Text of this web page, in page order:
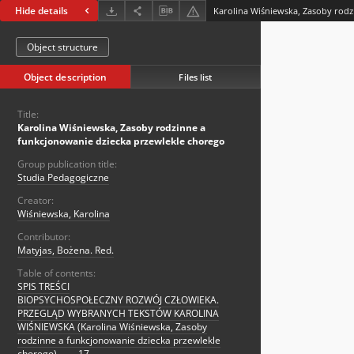
Hide details
Object structure
Object description Files list
Title:
Karolina Wiśniewska, Zasoby rodzinne a
funkcjonowanie dziecka przewlekle chorego
Group publication title:
Studia Pedagogiczne
Creator:
Wiśniewska, Karolina
Contributor:
Matyjas, Bożena. Red.
Table of contents:
SPIS TREŚCI
BIOPSYCHOSPOŁECZNY ROZWÓJ CZŁOWIEKA.
PRZEGLĄD WYBRANYCH TEKSTÓW KAROLINA
WIŚNIEWSKA (Karolina Wiśniewska, Zasoby
rodzinne a funkcjonowanie dziecka przewlekle